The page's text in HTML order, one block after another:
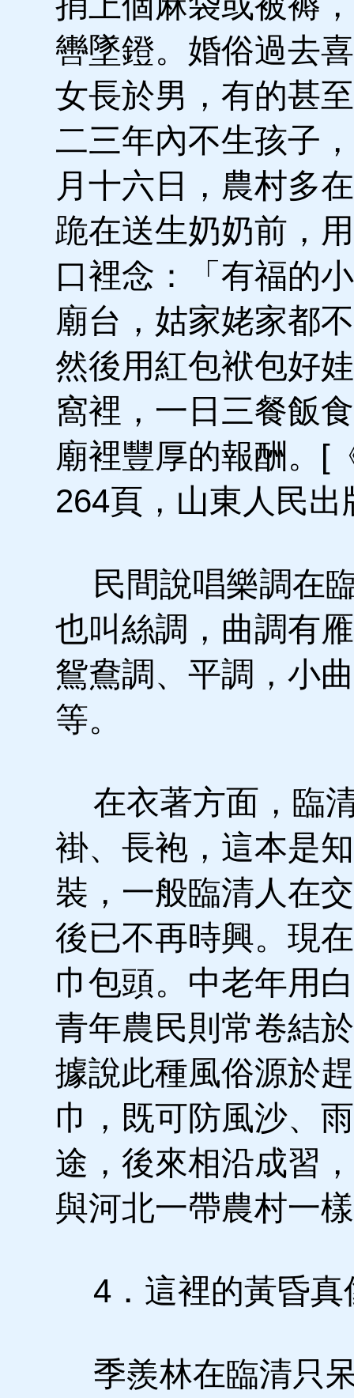
轡墜鐙。婚俗過去
女長於男，有的甚
二三年內不生孩子
月十六日，農村多
跪在送生奶奶前，
口裡念：「有福的
廟台，姑家姥家都
然後用紅包袱包好
窩裡，一日三餐飯
廟裡豐厚的報酬。[
264頁，山東人民
民間說唱樂調在
也叫絲調，曲調有
鴛鴦調、平調，小
等。
在衣著方面，臨
褂、長袍，這本是
裝，一般臨清人在
後已不再時興。現
巾包頭。中老年用
青年農民則常卷結
據說此種風俗源於
巾，既可防風沙、
途，後來相沿成習
與河北一帶農村一
4．這裡的黃昏真
季羨林在臨清只